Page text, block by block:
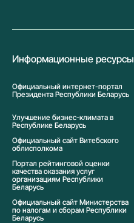
Информационные ресурсы
Официальный интернет-портал
Президента Республики Беларусь
Улучшение бизнес-климата в
Республике Беларусь
Официальный сайт Витебского
облисполкома
Портал рейтинговой оценки
качества оказания услуг
организациям Республики
Беларусь
Официальный сайт Министерства
по налогам и сборам Республики
Беларусь